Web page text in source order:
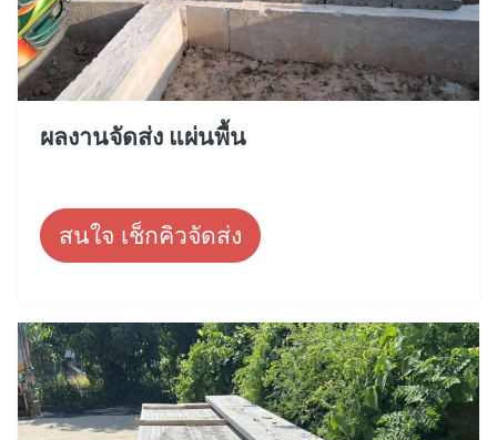
ผลงานจัดส่ง แผ่นพื้น
สนใจ เช็กคิวจัดส่ง